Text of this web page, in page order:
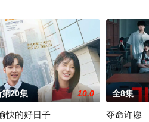
第20集 10.0
快的好日子
全8集
夺命许愿